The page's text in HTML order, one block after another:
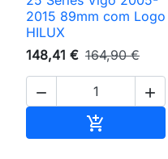
2015 89mm com Logo
HILUX
148,41 € 164,90 €
 
